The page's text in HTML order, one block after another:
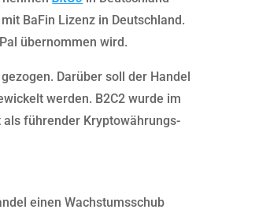
BaFin Lizenz in Deutschland.
übernommen wird.
Darüber soll der Handel
werden. B2C2 wurde im
führender Kryptowährungs-
einen Wachstumsschub